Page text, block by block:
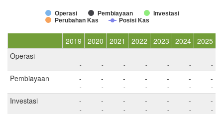
Operasi Pembiayaan
Investasi
Perubahan Kas
Posisi Kas
2019 2020 2021 2022 2023 2024
2025
Operasi
-
-
-
-
-
-
-
-
-
-
-
-
-
-
Pembiayaan -
-
-
-
-
-
-
-
-
-
-
-
-
-
Investasi -
-
-
-
-
-
-
-
-
-
-
-
-
-